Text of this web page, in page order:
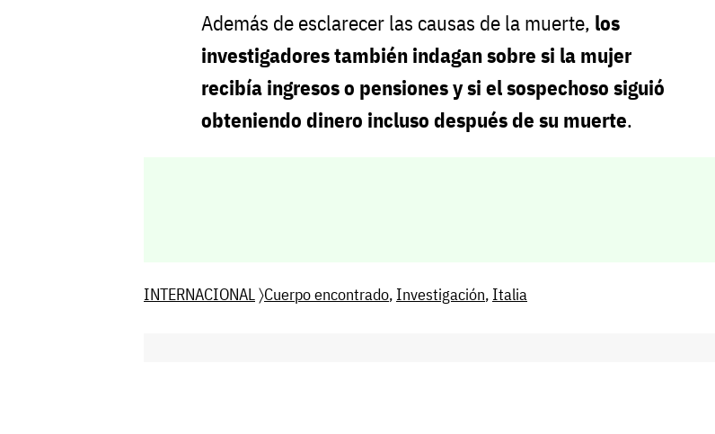
Además de esclarecer las causas de la muerte, los
investigadores también indagan sobre si la mujer
recibía ingresos o pensiones y si el sospechoso siguió
obteniendo dinero incluso después de su muerte.
INTERNACIONAL〉Cuerpo encontrado, Investigación, Italia